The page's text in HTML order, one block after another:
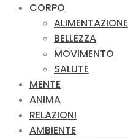
CORPO
ALIMENTAZIONE
BELLEZZA
MOVIMENTO
SALUTE
MENTE
ANIMA
RELAZIONI
AMBIENTE